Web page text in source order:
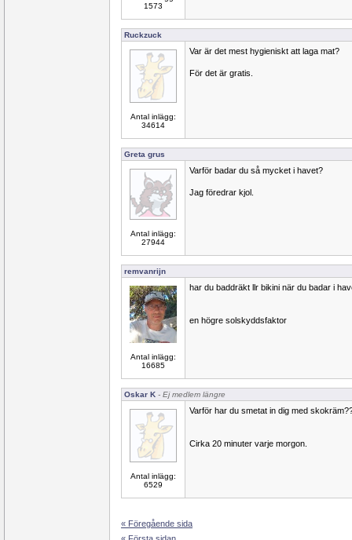
1573
Ruckzuck
Antal inlägg:
34614
Var är det mest hygieniskt att laga mat?
För det är gratis.
Greta grus
Antal inlägg:
27944
Varför badar du så mycket i havet?
Jag föredrar kjol.
remvanrijn
Antal inlägg:
16685
har du baddräkt llr bikini när du badar i
en högre solskyddsfaktor
Oskar K - Ej medlem längre
Antal inlägg:
6529
Varför har du smetat in dig med
Cirka 20 minuter varje morgon.
« Föregående sida